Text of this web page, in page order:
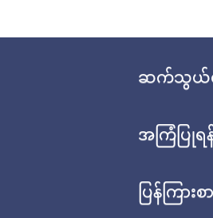
ဆက်သွယ်
အကြံပြုရ
ပြန်ကြားစာ